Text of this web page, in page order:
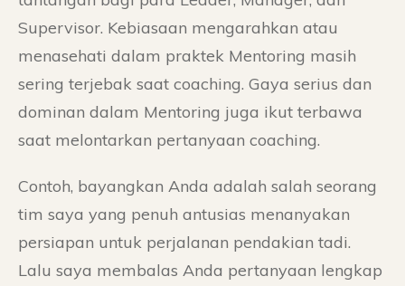
Supervisor. Kebiasaan mengarahkan atau
menasehati dalam praktek Mentoring masih
sering terjebak saat coaching. Gaya serius dan
dominan dalam Mentoring juga ikut terbawa
saat melontarkan pertanyaan coaching.
Contoh, bayangkan Anda adalah salah seorang
tim saya yang penuh antusias menanyakan
persiapan untuk perjalanan pendakian tadi.
Lalu saya membalas Anda pertanyaan lengkap